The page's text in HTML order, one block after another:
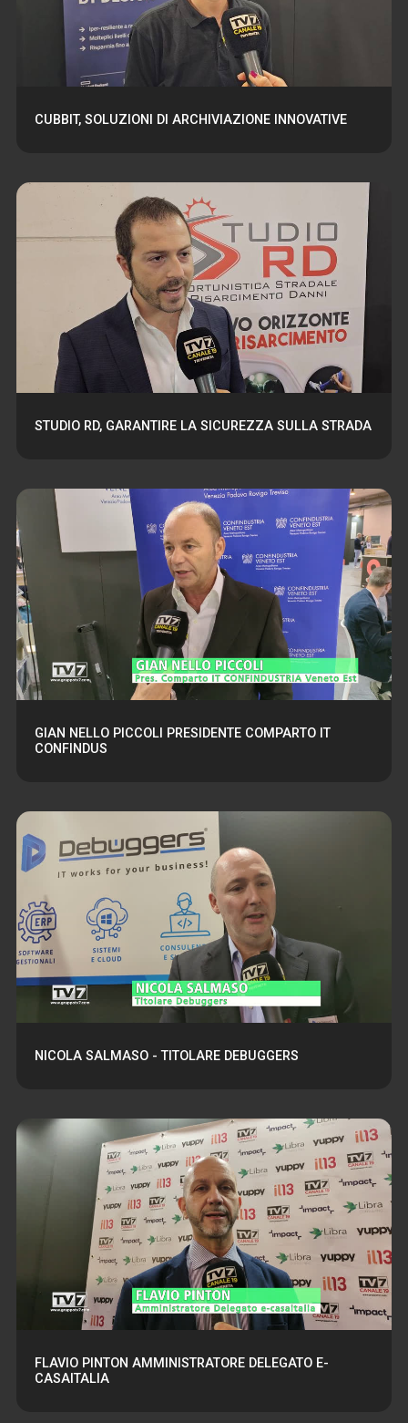
CUBBIT, SOLUZIONI DI ARCHIVIAZIONE INNOVATIVE
STUDIO RD, GARANTIRE LA SICUREZZA SULLA STRADA
GIAN NELLO PICCOLI PRESIDENTE COMPARTO IT
CONFINDUS
NICOLA SALMASO - TITOLARE DEBUGGERS
FLAVIO PINTON AMMINISTRATORE DELEGATO E-
CASAITALIA